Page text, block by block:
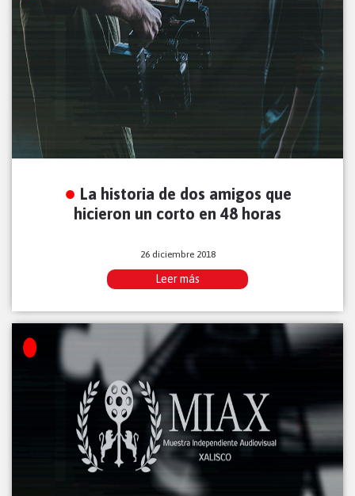
La historia de dos amigos que
hicieron un corto en 48 horas
26 diciembre 2018
Leer más